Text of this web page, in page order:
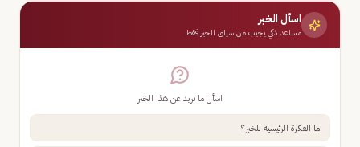
اسأل الخبر
مساعد ذكي يجيب من سياق الخبر فقط
اسأل ما تريد عن هذا الخبر
ما الفكرة الرئيسية للخبر؟